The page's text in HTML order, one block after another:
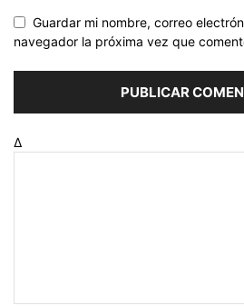
Guardar mi nombre, correo
navegador la próxima vez que
Δ